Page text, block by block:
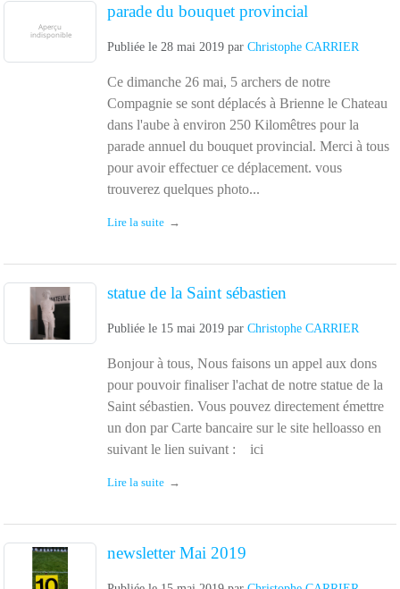
parade du bouquet provincial
Publiée le 28 mai 2019 par Christophe CARRIER
Ce dimanche 26 mai, 5 archers de notre
Compagnie se sont déplacés à Brienne le Chateau
dans l'aube à environ 250 Kilomêtres pour la
parade annuel du bouquet provincial. Merci à tous
pour avoir effectuer ce déplacement. vous
trouverez quelques photo...
Lire la suite
statue de la Saint sébastien
Publiée le 15 mai 2019 par Christophe CARRIER
Bonjour à tous, Nous faisons un appel aux dons
pour pouvoir finaliser l'achat de notre statue de la
Saint sébastien. Vous pouvez directement émettre
un don par Carte bancaire sur le site helloasso en
suivant le lien suivant : ici
Lire la suite
newsletter Mai 2019